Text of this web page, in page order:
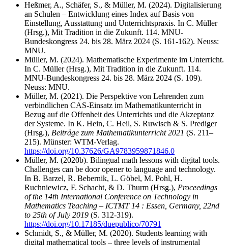
Heßmer, A., Schäfer, S., & Müller, M. (2024). Digitalisierung
an Schulen – Entwicklung eines Index auf Basis von
Einstellung, Ausstattung und Unterrichtspraxis. In C. Müller
(Hrsg.), Mit Tradition in die Zukunft. 114. MNU-
Bundeskongress 24. bis 28. März 2024 (S. 161-162). Neuss:
MNU.
Müller, M. (2024). Mathematische Experimente im Unterricht.
In C. Müller (Hrsg.), Mit Tradition in die Zukunft. 114.
MNU-Bundeskongress 24. bis 28. März 2024 (S. 109).
Neuss: MNU.
Müller, M. (2021). Die Perspektive von Lehrenden zum
verbindlichen CAS-Einsatz im Mathematikunterricht in
Bezug auf die Offenheit des Unterrichts und die Akzeptanz
der Systeme. In K. Hein, C. Heil, S. Ruwisch & S. Prediger
(Hrsg.), Beiträge zum Mathematikunterricht 2021 (S. 211–
215). Münster: WTM-Verlag.
https://doi.org/10.37626/GA9783959871846.0
Müller, M. (2020b). Bilingual math lessons with digital tools.
Challenges can be door opener to language and technology.
In B. Barzel, R. Bebernik, L. Göbel, M. Pohl, H.
Ruchniewicz, F. Schacht, & D. Thurm (Hrsg.), Proceedings
of the 14th International Conference on Technology in
Mathematics Teaching – ICTMT 14 : Essen, Germany, 22nd
to 25th of July 2019 (S. 312-319).
https://doi.org/10.17185/duepublico/70791
Schmidt, S., & Müller, M. (2020). Students learning with
digital mathematical tools – three levels of instrumental